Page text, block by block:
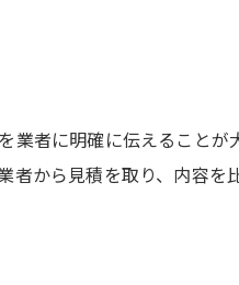
者に明確に伝えることが
から見積を取り、内容を